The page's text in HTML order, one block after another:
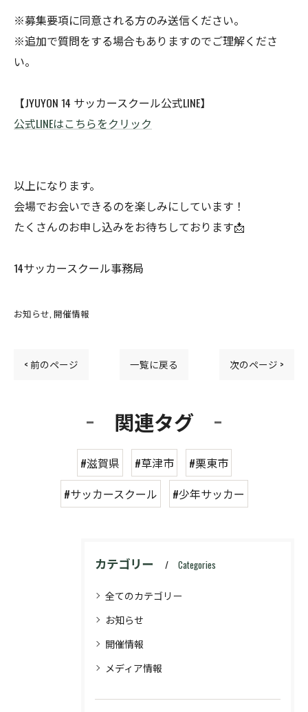
※募集要項に同意される方のみ送信ください。
※追加で質問をする場合もありますのでご理解くださ
い。
【JYUYON 14 サッカースクール公式LINE】
公式LINEはこちらをクリック
以上になります。
会場でお会いできるのを楽しみにしています！
たくさんのお申し込みをお待ちしております📩
14サッカースクール事務局
お知らせ 開催情報
< 前のページ 一覧に戻る 次のページ >
関連タグ
#滋賀県 #草津市
#栗東市
#サッカースクール
#少年サッカー
カテゴリー Categories
全てのカテゴリー
お知らせ
開催情報
メディア情報